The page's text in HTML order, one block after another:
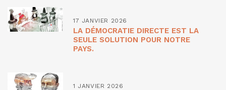
17 JANVIER 2026
LA DÉMOCRATIE DIRECTE EST LA
SEULE SOLUTION POUR NOTRE
PAYS.
1 JANVIER 2026